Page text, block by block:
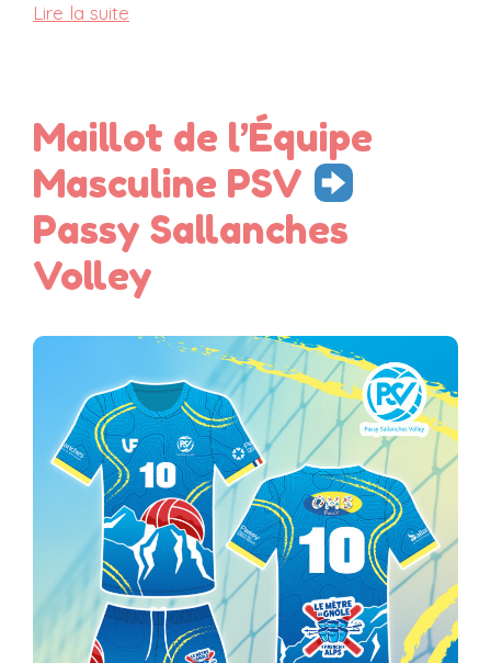
Lire la suite
Maillot de l’Équipe
Masculine PSV
Passy Sallanches
Volley